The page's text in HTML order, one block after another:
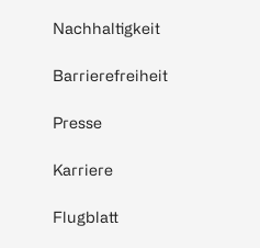
Nachhaltigkeit
Barrierefreiheit
Presse
Karriere
Flugblatt